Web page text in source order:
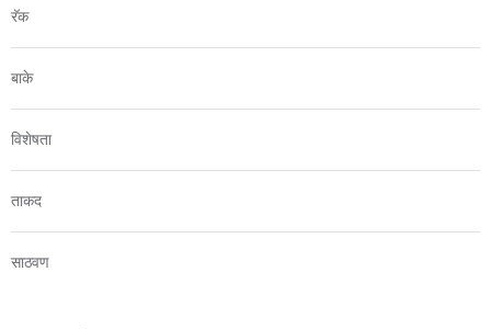
रॅक
बाके
विशेषता
ताकद
साठवण